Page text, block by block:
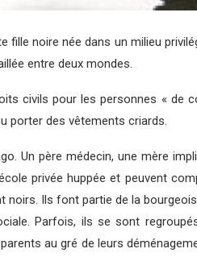
fille noire née dans un milieu
entre deux mondes.
civils pour les personnes « de
porter des vêtements criards.
Un père médecin, une mère
privée huppée et peuvent
Ils font partie de la
Parfois, ils se sont
au gré de leurs